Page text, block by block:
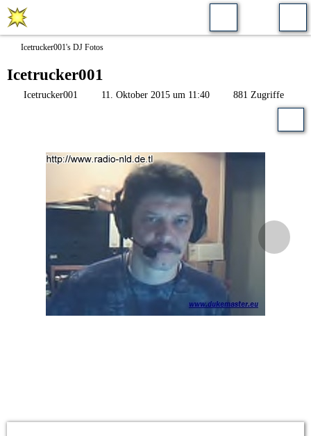
Icetrucker001's DJ Fotos
Icetrucker001
Icetrucker001 11. Oktober 2015 um 11:40 881 Zugriffe